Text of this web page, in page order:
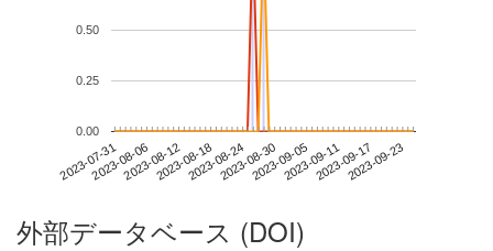
2023-07-312023-08-062023-08-122023-08-182023-08-242023-08-302023-09-052023-09-112023-09-172023-09-23
0.00
0.25
0.50
外部データベース (DOI)